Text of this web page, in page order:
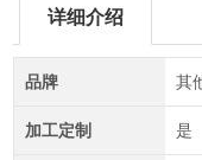
详细介绍
品牌 其
加工定制 是